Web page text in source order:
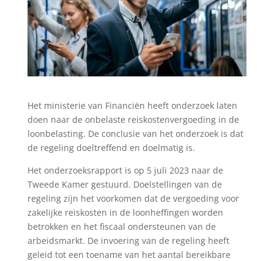
Het ministerie van Financiën heeft onderzoek laten
doen naar de onbelaste reiskostenvergoeding in de
loonbelasting. De conclusie van het onderzoek is dat
de regeling doeltreffend en doelmatig is.
Het onderzoeksrapport is op 5 juli 2023 naar de
Tweede Kamer gestuurd. Doelstellingen van de
regeling zijn het voorkomen dat de vergoeding voor
zakelijke reiskosten in de loonheffingen worden
betrokken en het fiscaal ondersteunen van de
arbeidsmarkt. De invoering van de regeling heeft
geleid tot een toename van het aantal bereikbare